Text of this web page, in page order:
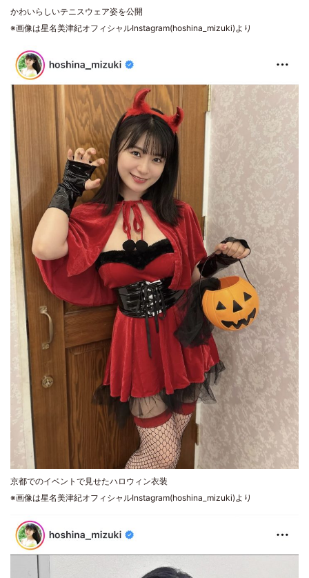
かわいらしいテニスウェア姿を公開
※画像は星名美津紀オフィシャルInstagram(hoshina_mizuki)より
京都でのイベントで見せたハロウィン衣装
※画像は星名美津紀オフィシャルInstagram(hoshina_mizuki)より